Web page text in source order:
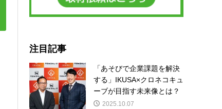
注目記事
「あそびで企業課題を解決
する」IKUSA×クロネコキュ
ーブが目指す未来像とは？
2025.10.07